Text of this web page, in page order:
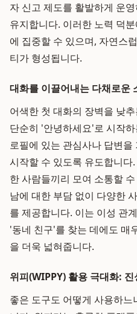
자 신고 제도를 활발하게 운
유지합니다. 이러한 노력 덕
에 집중할 수 있으며, 자연스
티가 형성됩니다.
대화를 이끌어내는 다채로운
어색한 첫 대화의 장벽을 낮
단순히 '안녕하세요'로 시작
로필에 있는 관심사나 답변
시작할 수 있도록 유도합니
한 사람들끼리 모여 소통할
남에 대한 부담 없이 다양한
를 제공합니다. 이는 이성 관
'동네 친구'를 찾는 데에도 매
을 더욱 넓혀줍니다.
위피(WIPPY) 활용 극대화:
좋은 도구도 어떻게 사용하